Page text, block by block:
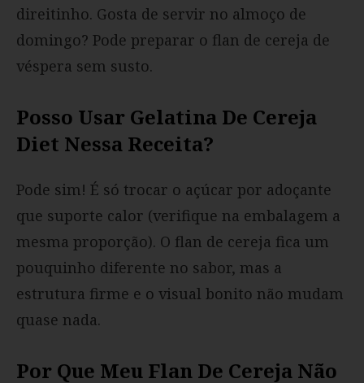
direitinho. Gosta de servir no almoço de
domingo? Pode preparar o flan de cereja de
véspera sem susto.
Posso Usar Gelatina De Cereja
Diet Nessa Receita?
Pode sim! É só trocar o açúcar por adoçante
que suporte calor (verifique na embalagem a
mesma proporção). O flan de cereja fica um
pouquinho diferente no sabor, mas a
estrutura firme e o visual bonito não mudam
quase nada.
Por Que Meu Flan De Cereja Não